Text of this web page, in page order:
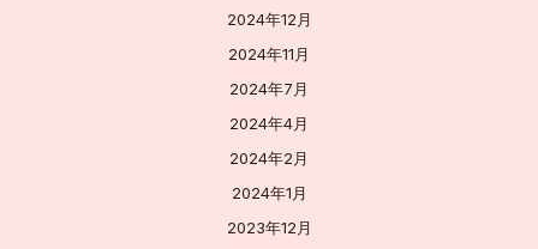
2024年12月
2024年11月
2024年7月
2024年4月
2024年2月
2024年1月
2023年12月